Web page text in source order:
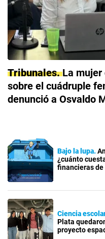
Tribunales La
sobre el cuádruple
denunció a Osvaldo
Bajo la lupa
¿cuánto
financieras de
Ciencia escolar
Plata
proyecto